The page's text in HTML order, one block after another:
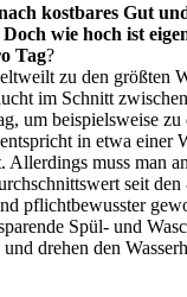
kostbares Gut
Doch wie hoch ist
Tag?
zu den größten
im Schnitt
um beispielsweise
in etwa einer
Allerdings muss man
seit
pflichtbewusster
Spül- und
drehen den